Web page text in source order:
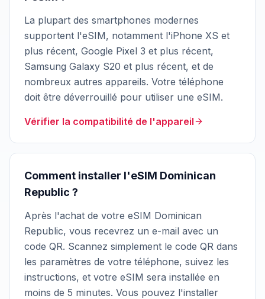
La plupart des smartphones modernes
supportent l'eSIM, notamment l'iPhone XS et
plus récent, Google Pixel 3 et plus récent,
Samsung Galaxy S20 et plus récent, et de
nombreux autres appareils. Votre téléphone
doit être déverrouillé pour utiliser une eSIM.
Vérifier la compatibilité de l'appareil
Comment installer l'eSIM Dominican
Republic ?
Après l'achat de votre eSIM Dominican
Republic, vous recevrez un e-mail avec un
code QR. Scannez simplement le code QR dans
les paramètres de votre téléphone, suivez les
instructions, et votre eSIM sera installée en
moins de 5 minutes. Vous pouvez l'installer